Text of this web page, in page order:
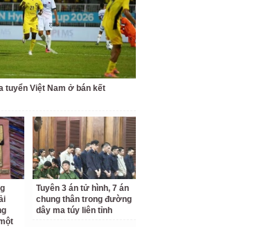
tuyển Việt Nam ở bán kết
Tuyên 3 án tử hình, 7 án
chung thân trong đường
dây ma túy liên tỉnh